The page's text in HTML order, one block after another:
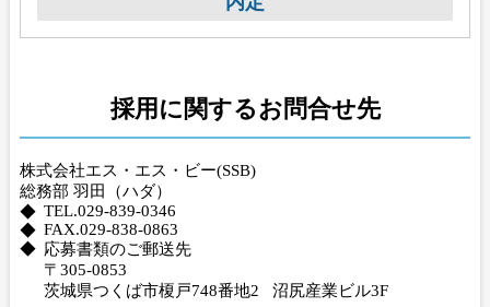
採用に関するお問合せ先
株式会社エス・エス・ビー(SSB)
総務部 羽田（ハダ）
TEL.029-839-0346
FAX.029-838-0863
応募書類のご郵送先
〒305-0853
茨城県つくば市榎戸748番地2 沼尻産業ビル3F